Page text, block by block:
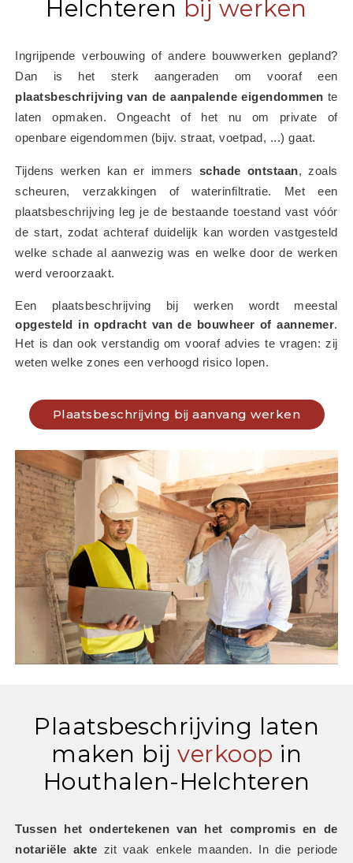
Helchteren bij werken
Ingrijpende verbouwing of andere bouwwerken gepland?
plaatsbeschrijving van de aanpalende eigendommen te
laten opmaken. Ongeacht of het nu om private of
openbare eigendommen (bijv. straat, voetpad, ...) gaat.
Tijdens werken kan er immers schade ontstaan, zoals
scheuren, verzakkingen of waterinfiltratie. Met een
plaatsbeschrijving leg je de bestaande toestand vast vóór
de start, zodat achteraf duidelijk kan worden vastgesteld
welke schade al aanwezig was en welke door de werken
werd veroorzaakt.
opgesteld in opdracht van de bouwheer of aannemer.
Het is dan ook verstandig om vooraf advies te vragen: zij
weten welke zones een verhoogd risico lopen.
Plaatsbeschrijving bij aanvang werken
Plaatsbeschrijving laten
maken bij verkoop in
Houthalen-Helchteren
Tussen het ondertekenen van het compromis en de
notariële akte zit vaak enkele maanden. In die periode